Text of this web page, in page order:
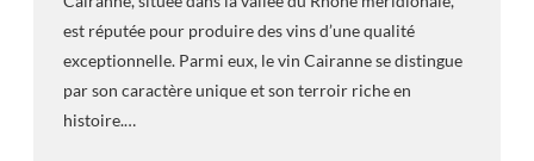
est réputée pour produire des vins d’une qualité
exceptionnelle. Parmi eux, le vin Cairanne se distingue
par son caractère unique et son terroir riche en
histoire.…